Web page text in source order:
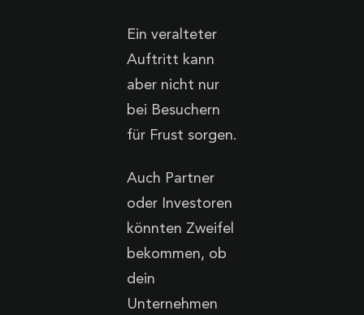
Ein veralteter
Auftritt kann
aber nicht nur
bei Besuchern
für Frust sorgen.
Auch Partner
oder Investoren
könnten Zweifel
bekommen, ob
dein
Unternehmen